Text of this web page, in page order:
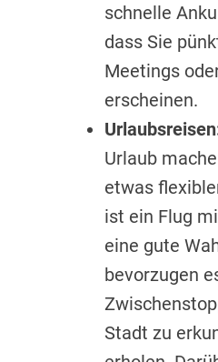
schnelle
dass Sie
Meetings
erscheinen.
Urlaub
etwas
ist ein Flug
eine gute
bevorzugen
Stadt zu